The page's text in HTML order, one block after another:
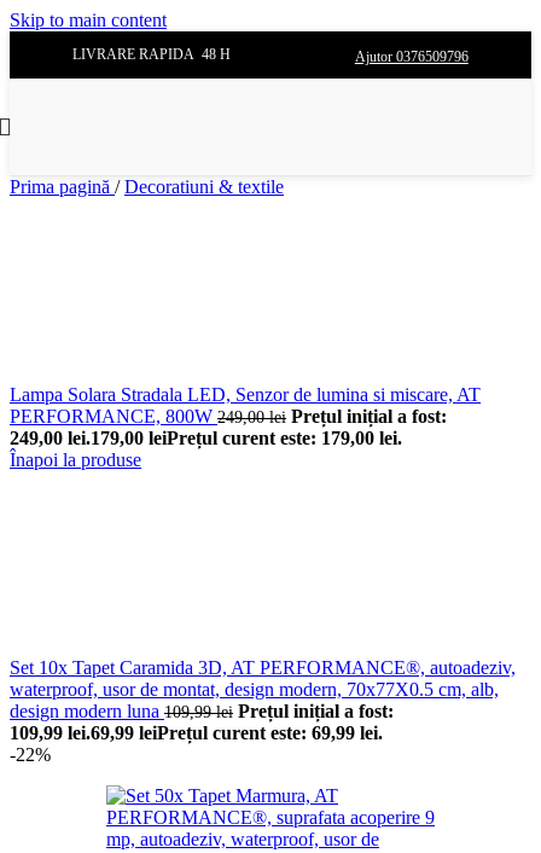
Skip to main content
LIVRARE RAPIDA 48 H Ajutor 0376509796
Prima pagină / Decoratiuni & textile
Lampa Solara Stradala LED, Senzor de lumina si miscare, AT
PERFORMANCE, 800W 249,00lei Prețul inițial a fost:
249,00 lei.179,00 leiPrețul curent este: 179,00 lei.
Înapoi la produse
Set 10x Tapet Caramida 3D, AT PERFORMANCE®, autoadeziv,
waterproof, usor de montat, design modern, 70x77X0.5 cm, alb,
design modern luna 109,99lei Prețul inițial a fost:
109,99 lei.69,99 leiPrețul curent este: 69,99 lei.
-22%